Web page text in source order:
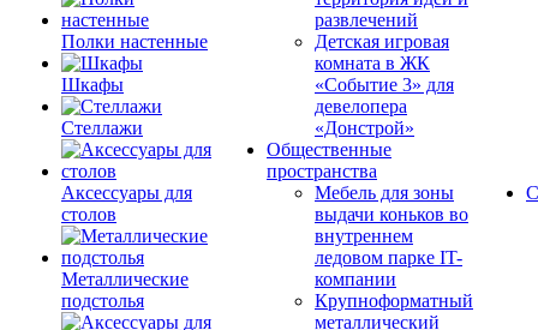
Полки настенные
Шкафы
Стеллажи
Аксессуары для
столов
Металлические
подстолья
развлечений
Детская игровая
комната в ЖК
«Событие 3» для
девелопера
«Донстрой»
Общественные
пространства
Мебель для зоны
выдачи коньков во
внутреннем
ледовом парке IT-
компании
Крупноформатный
металлический